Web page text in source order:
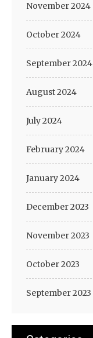
November 2024
October 2024
September 2024
August 2024
July 2024
February 2024
January 2024
December 2023
November 2023
October 2023
September 2023